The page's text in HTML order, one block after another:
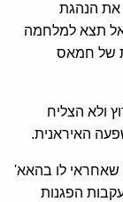
את הנהגת
תצא למלחמה
של חמאס
ולא הצליח
האיראנית.
שאחראי לו בהאא'
הפגנות